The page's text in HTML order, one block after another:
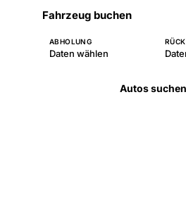
Fahrzeug buchen
ABHOLUNG
Daten wählen
Autos suchen